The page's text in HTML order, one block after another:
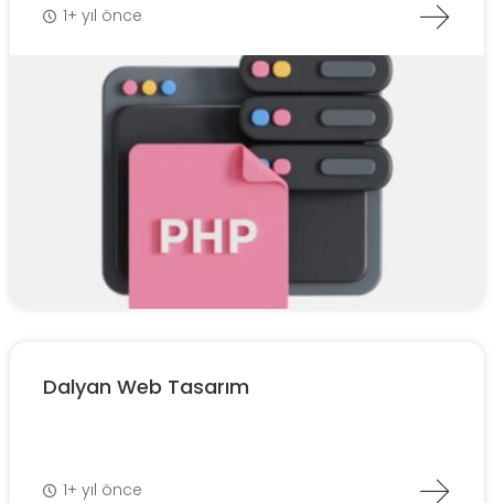
1+ yıl önce
Dalyan Web Tasarım
1+ yıl önce